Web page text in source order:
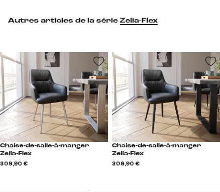
Autres articles de la série Zelia-Flex
Chaise-de-salle-à-manger
Zelia-Flex
309,90 €
Chaise-de-salle-à-manger
Zelia-Flex
309,90 €